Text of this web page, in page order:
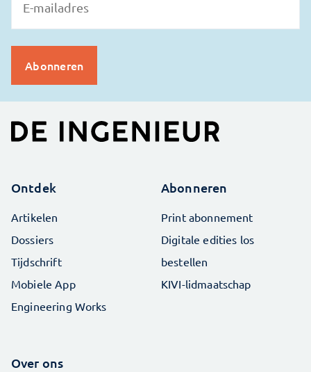
Ontdek
Artikelen
Dossiers
Tijdschrift
Mobiele App
Engineering Works
Abonneren
Print abonnement
Digitale edities los
bestellen
KIVI-lidmaatschap
Over ons